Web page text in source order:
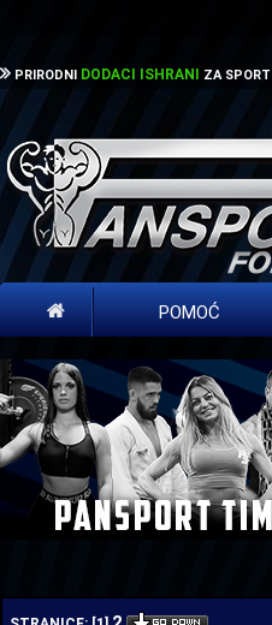
PRIRODNI DODACI ISHRANI ZA
POMOĆ